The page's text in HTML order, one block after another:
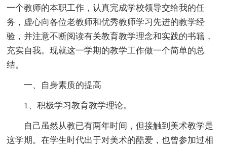
一个教师的本职工作，认真完成学校领导交给我的任
务，虚心向各位老教师和优秀教师学习先进的教学经
验，并注意不断阅读有关教育教学理念和实践的书籍，
充实自我。现就这一学期的教学工作做一个简单的总
结。
一、自身素质的提高
1、积极学习教育教学理论。
自己虽然从教已有两年时间，但接触到美术教学是
这学期。在学生时代出于对美术的酷爱，也曾参加过相